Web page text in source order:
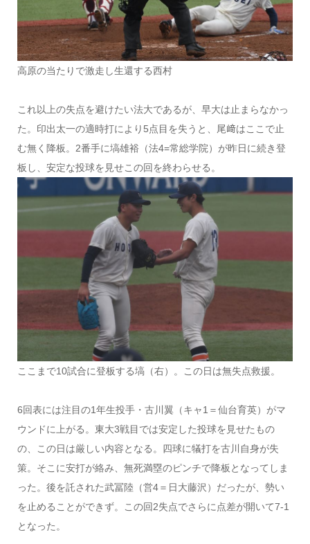
高原の当たりで激走し生還する西村
これ以上の失点を避けたい法大であるが、早大は止まらなかっ
た。印出太一の適時打により5点目を失うと、尾﨑はここで止
む無く降板。2番手に塙雄裕（法4=常総学院）が昨日に続き登
板し、安定な投球を見せこの回を終わらせる。
ここまで10試合に登板する塙（右）。この日は無失点救援。
6回表には注目の1年生投手・古川翼（キャ1＝仙台育英）がマ
ウンドに上がる。東大3戦目では安定した投球を見せたもの
の、この日は厳しい内容となる。四球に犠打を古川自身が失
策。そこに安打が絡み、無死満塁のピンチで降板となってしま
った。後を託された武冨陸（営4＝日大藤沢）だったが、勢い
を止めることができず。この回2失点でさらに点差が開いて7-1
となった。